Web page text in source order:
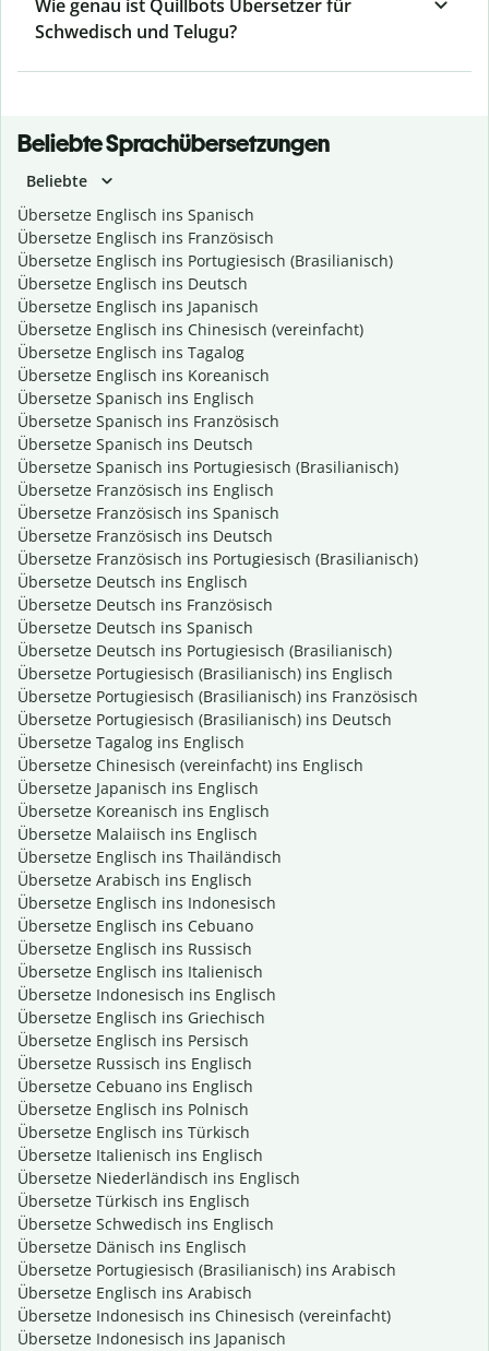
Wie genau ist Quillbots Übersetzer für
Schwedisch und Telugu?
Beliebte Sprachübersetzungen
Beliebte
Übersetze Englisch ins Spanisch
Übersetze Englisch ins Französisch
Übersetze Englisch ins Portugiesisch (Brasilianisch)
Übersetze Englisch ins Deutsch
Übersetze Englisch ins Japanisch
Übersetze Englisch ins Chinesisch (vereinfacht)
Übersetze Englisch ins Tagalog
Übersetze Englisch ins Koreanisch
Übersetze Spanisch ins Englisch
Übersetze Spanisch ins Französisch
Übersetze Spanisch ins Deutsch
Übersetze Spanisch ins Portugiesisch (Brasilianisch)
Übersetze Französisch ins Englisch
Übersetze Französisch ins Spanisch
Übersetze Französisch ins Deutsch
Übersetze Französisch ins Portugiesisch (Brasilianisch)
Übersetze Deutsch ins Englisch
Übersetze Deutsch ins Französisch
Übersetze Deutsch ins Spanisch
Übersetze Deutsch ins Portugiesisch (Brasilianisch)
Übersetze Portugiesisch (Brasilianisch) ins Englisch
Übersetze Portugiesisch (Brasilianisch) ins Französisch
Übersetze Portugiesisch (Brasilianisch) ins Deutsch
Übersetze Tagalog ins Englisch
Übersetze Chinesisch (vereinfacht) ins Englisch
Übersetze Japanisch ins Englisch
Übersetze Koreanisch ins Englisch
Übersetze Malaiisch ins Englisch
Übersetze Englisch ins Thailändisch
Übersetze Arabisch ins Englisch
Übersetze Englisch ins Indonesisch
Übersetze Englisch ins Cebuano
Übersetze Englisch ins Russisch
Übersetze Englisch ins Italienisch
Übersetze Indonesisch ins Englisch
Übersetze Englisch ins Griechisch
Übersetze Englisch ins Persisch
Übersetze Russisch ins Englisch
Übersetze Cebuano ins Englisch
Übersetze Englisch ins Polnisch
Übersetze Englisch ins Türkisch
Übersetze Italienisch ins Englisch
Übersetze Niederländisch ins Englisch
Übersetze Türkisch ins Englisch
Übersetze Schwedisch ins Englisch
Übersetze Dänisch ins Englisch
Übersetze Portugiesisch (Brasilianisch) ins Arabisch
Übersetze Englisch ins Arabisch
Übersetze Indonesisch ins Chinesisch (vereinfacht)
Übersetze Indonesisch ins Japanisch